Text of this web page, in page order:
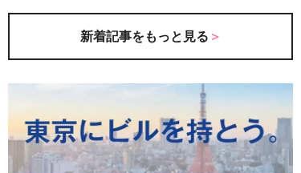
新着記事をもっと見る